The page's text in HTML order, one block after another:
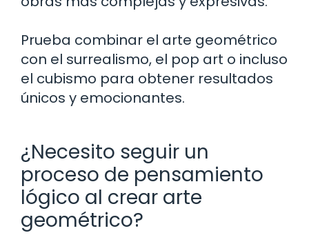
Prueba combinar el arte geométrico
con el surrealismo, el pop art o incluso
el cubismo para obtener resultados
únicos y emocionantes.
¿Necesito seguir un
proceso de pensamiento
lógico al crear arte
geométrico?